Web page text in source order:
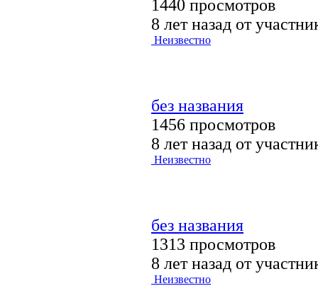
1440 просмотров
8 лет назад от
Неизвестно
без названия
1456 просмотров
8 лет назад от
Неизвестно
без названия
1313 просмотров
8 лет назад от
Неизвестно